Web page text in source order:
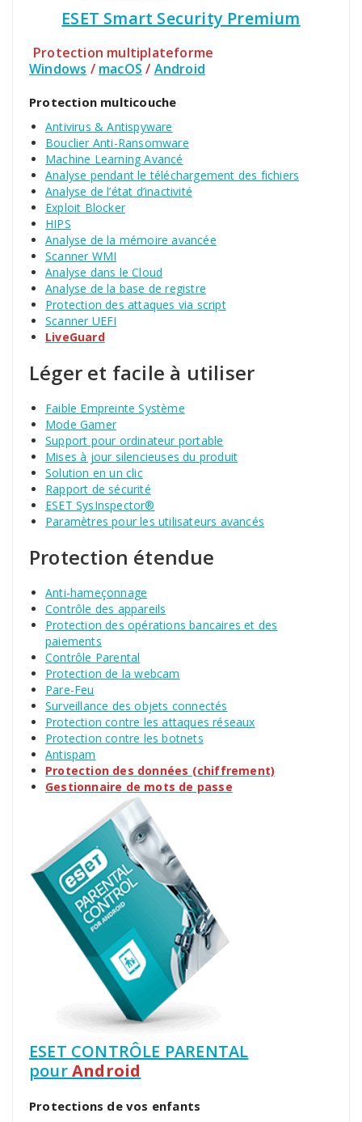
ESET Smart Security Premium
Protection multiplateforme
Windows / macOS / Android
Protection multicouche
Antivirus & Antispyware
Bouclier Anti-Ransomware
Machine Learning Avancé
Analyse pendant le téléchargement des fichiers
Analyse de l’état d’inactivité
Exploit Blocker
HIPS
Analyse de la mémoire avancée
Scanner WMI
Analyse dans le Cloud
Analyse de la base de registre
Protection des attaques via script
Scanner UEFI
LiveGuard
Léger et facile à utiliser
Faible Empreinte Système
Mode Gamer
Support pour ordinateur portable
Mises à jour silencieuses du produit
Solution en un clic
Rapport de sécurité
ESET SysInspector®
Paramètres pour les utilisateurs avancés
Protection étendue
Anti-hameçonnage
Contrôle des appareils
Protection des opérations bancaires et des
paiements
Contrôle Parental
Protection de la webcam
Pare-Feu
Surveillance des objets connectés
Protection contre les attaques réseaux
Protection contre les botnets
Antispam
Protection des données (chiffrement)
Gestionnaire de mots de passe
ESET CONTRÔLE PARENTAL
pourAndroid
Protections de vos enfants